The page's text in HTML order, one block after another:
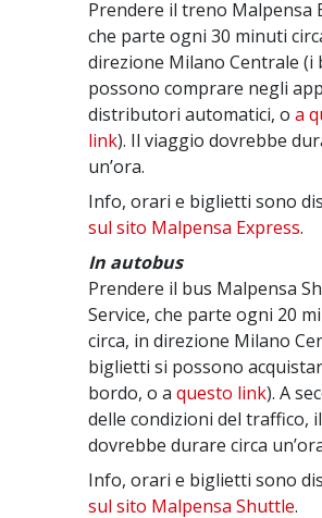
Prendere il treno Malpensa
che parte ogni 30 minuti
direzione Milano Centrale (i
possono comprare negli
distributori automatici, oa
link). Il viaggio dovrebbe
un’ora.
Info, orari e biglietti sono
sul sito Malpensa Express.
In autobus
Prendere il bus Malpensa
Service, che parte ogni 20
circa, in direzione Milano
biglietti si possono
bordo, o aquesto link). A
delle condizioni del traffico,
dovrebbe durare circa
Info, orari e biglietti sono
sul sito Malpensa Shuttle.